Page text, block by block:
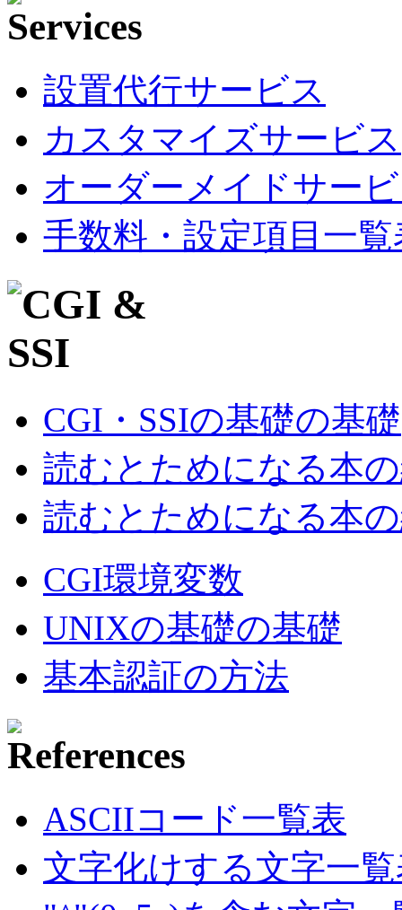
設置代行サービス
カスタマイズサービス
オーダーメイドサー
手数料・設定項目一覧
CGI・SSIの基礎の基礎
読むとためになる本
読むとためになる本
CGI環境変数
UNIXの基礎の基礎
基本認証の方法
ASCIIコード一覧表
文字化けする文字一